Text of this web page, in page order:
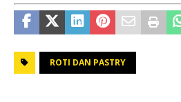
ROTI DAN PASTRY